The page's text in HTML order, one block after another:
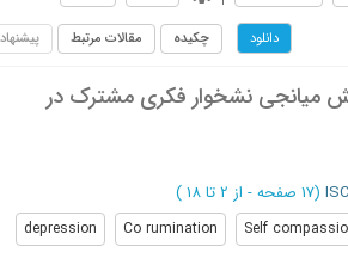
دانلود چکیده مقالات مرتبط
میانجی نشخوار فکری مشترک در
(‎17 صفحه - از 2 تا 18 )
Self
Co rumination
depression